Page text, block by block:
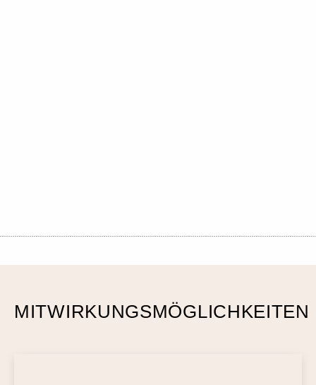
MITWIRKUNGSMÖGLICHKEITEN